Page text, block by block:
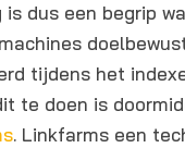
is dus een begrip
tijdens het
te doen is
. Linkfarms een